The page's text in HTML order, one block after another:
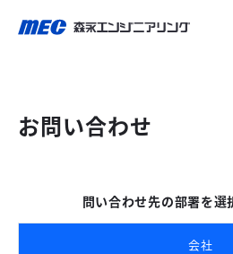
お問い合わせ
問い合わせ先の部署を選
会社